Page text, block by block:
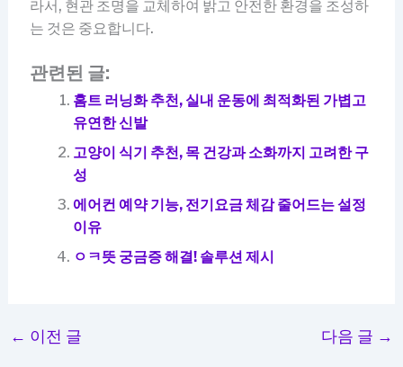
라서, 현관 조명을 교체하여 밝고 안전한 환경을 조성하
는 것은 중요합니다.
관련된 글:
홈트 러닝화 추천, 실내 운동에 최적화된 가볍고
유연한 신발
고양이 식기 추천, 목 건강과 소화까지 고려한 구
성
에어컨 예약 기능, 전기요금 체감 줄어드는 설정
이유
ㅇㅋ뜻 궁금증 해결! 솔루션 제시
← 이전 글 다음 글 →